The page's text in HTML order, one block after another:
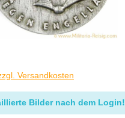
Versandkosten
Bilder nach dem Login!